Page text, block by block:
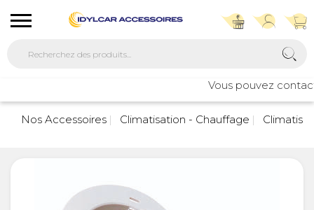
Vous pouvez
Nos Accessoires Climatisation - Chauffage